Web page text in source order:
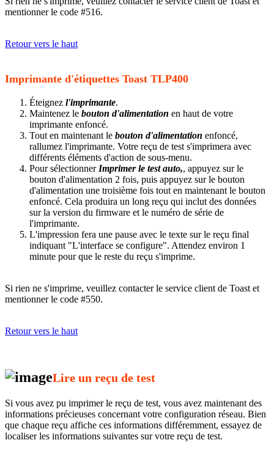
mentionner le code #516.
Retour vers le haut
Imprimante d'étiquettes Toast TLP400
Éteignez l'imprimante.
Maintenez le bouton d'alimentation en haut de votre
imprimante enfoncé.
Tout en maintenant le bouton d'alimentation enfoncé,
rallumez l'imprimante. Votre reçu de test s'imprimera avec
différents éléments d'action de sous-menu.
Pour sélectionner Imprimer le test auto,, appuyez sur le
bouton d'alimentation 2 fois, puis appuyez sur le bouton
d'alimentation une troisième fois tout en maintenant le bouton
enfoncé. Cela produira un long reçu qui inclut des données
sur la version du firmware et le numéro de série de
l'imprimante.
L'impression fera une pause avec le texte sur le reçu final
indiquant "L'interface se configure". Attendez environ 1
minute pour que le reste du reçu s'imprime.
Si rien ne s'imprime, veuillez contacter le service client de Toast et
mentionner le code #550.
Retour vers le haut
Lire un reçu de test
Si vous avez pu imprimer le reçu de test, vous avez maintenant des
informations précieuses concernant votre configuration réseau. Bien
que chaque reçu affiche ces informations différemment, essayez de
localiser les informations suivantes sur votre reçu de test.